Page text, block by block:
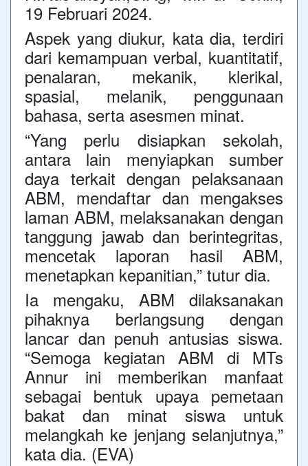
19 Februari 2024.
Aspek yang diukur, kata dia, terdiri
dari kemampuan verbal, kuantitatif,
penalaran, mekanik, klerikal,
spasial, melanik, penggunaan
bahasa, serta asesmen minat.
“Yang perlu disiapkan sekolah,
antara lain menyiapkan sumber
daya terkait dengan pelaksanaan
ABM, mendaftar dan mengakses
laman ABM, melaksanakan dengan
tanggung jawab dan berintegritas,
mencetak laporan hasil ABM,
menetapkan kepanitian,” tutur dia.
Ia mengaku, ABM dilaksanakan
pihaknya berlangsung dengan
lancar dan penuh antusias siswa.
“Semoga kegiatan ABM di MTs
Annur ini memberikan manfaat
sebagai bentuk upaya pemetaan
bakat dan minat siswa untuk
melangkah ke jenjang selanjutnya,”
kata dia. (EVA)